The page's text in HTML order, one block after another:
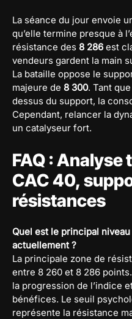
La séance du jour envoie
qu’elle termine presque à
résistance des 8 286 est
vendeurs gardent la main
La bataille oppose le
majeure de 8 300. Tant
dessus du support, la
Cependant, relancer la
un catalyseur fort.
FAQ : Analyse
CAC 40,
résistances
Quel est le principal
actuellement ?
La principale zone de
entre 8 260 et 8 286
la progression de l’indice
bénéfices. Le seuil
représente la résistance